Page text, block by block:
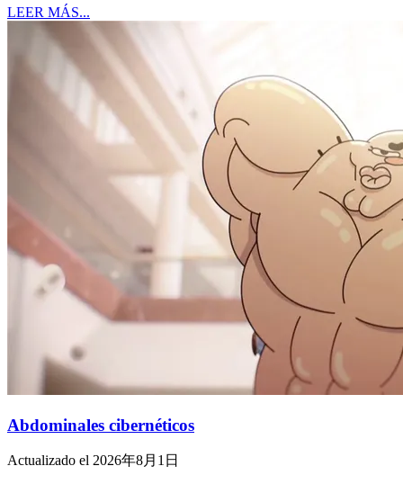
LEER MÁS...
Abdominales cibernéticos
Actualizado el 2026年8月1日